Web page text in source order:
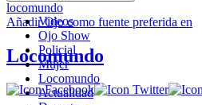
Videos
Ojo Show
Policial
Mujer
Locomundo
Actualidad
locomundo
AñadirOjocomo fuente preferida en
Locomundo